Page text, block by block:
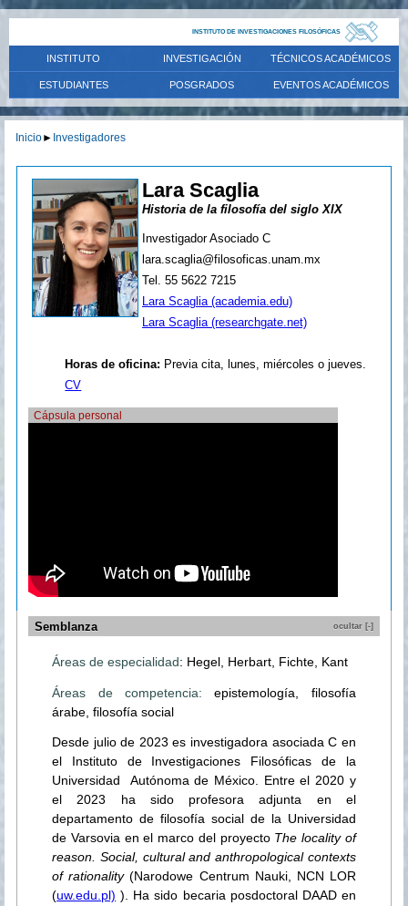
INSTITUTO DE INVESTIGACIONES FILOSÓFICAS
INSTITUTO INVESTIGACIÓN TÉCNICOS ACADÉMICOS
ESTUDIANTES POSGRADOS EVENTOS ACADÉMICOS
Inicio► Investigadores
Lara Scaglia
Historia de la filosofía del siglo XIX
Investigador Asociado C
lara.scaglia@filosoficas.unam.mx
Tel. 55 5622 7215
Lara Scaglia (academia.edu)
Lara Scaglia (researchgate.net)
Horas de oficina: Previa cita, lunes, miércoles o jueves.
CV
Cápsula personal
Semblanza ocultar [-]
Áreas de especialidad: Hegel, Herbart, Fichte, Kant
Áreas de competencia:epistemología, filosofía
árabe, filosofía social
Desde julio de 2023 es investigadora asociada C en
el Instituto de Investigaciones Filosóficas de la
Universidad Autónoma de México. Entre el 2020 y
el 2023 ha sido profesora adjunta en el
departamento de filosofía social de la Universidad
de Varsovia en el marco del proyecto The locality of
reason. Social, cultural and anthropological contexts
of rationality(Narodowe Centrum Nauki, NCN LOR
(uw.edu.pl) ). Ha sido becaria posdoctoral DAAD en